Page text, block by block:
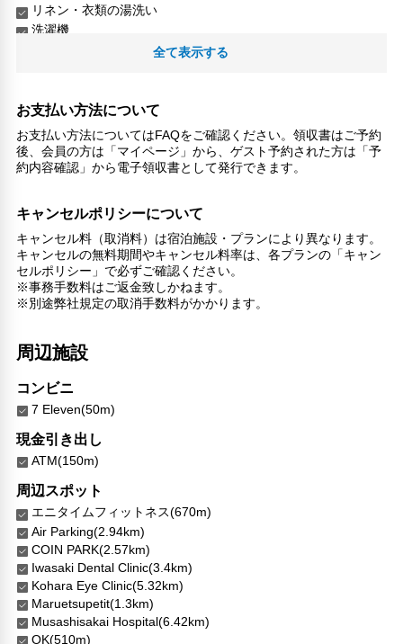
リネン・衣類の湯洗い
洗濯機
全て表示する
お支払い方法について
お支払い方法についてはFAQをご確認ください。領収書はご予約
後、会員の方は「マイページ」から、ゲスト予約された方は「予
約内容確認」から電子領収書として発行できます。
キャンセルポリシーについて
キャンセル料（取消料）は宿泊施設・プランにより異なります。
キャンセルの無料期間やキャンセル料率は、各プランの「キャン
セルポリシー」で必ずご確認ください。
※事務手数料はご返金致しかねます。
※別途弊社規定の取消手数料がかかります。
周辺施設
コンビニ
7 Eleven(50m)
現金引き出し
ATM(150m)
周辺スポット
エニタイムフィットネス(670m)
Air Parking(2.94km)
COIN PARK(2.57km)
Iwasaki Dental Clinic(3.4km)
Kohara Eye Clinic(5.32km)
Maruetsupetit(1.3km)
Musashisakai Hospital(6.42km)
OK(510m)